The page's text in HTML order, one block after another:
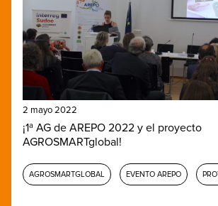
2 mayo 2022
¡1ª AG de AREPO 2022 y el proyecto
AGROSMARTglobal!
AGROSMARTGLOBAL EVENTO AREPO